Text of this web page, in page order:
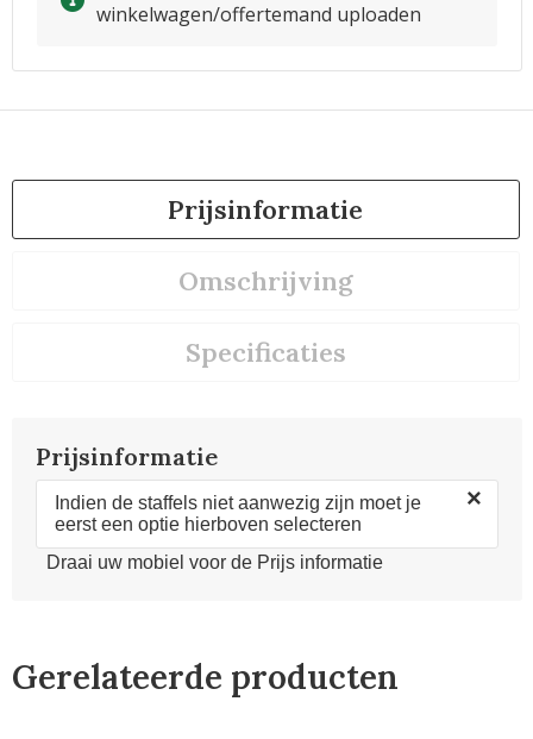
winkelwagen/offertemand uploaden
Prijsinformatie
Omschrijving
Specificaties
Prijsinformatie
Indien de staffels niet aanwezig zijn moet je
eerst een optie hierboven selecteren
×
Draai uw mobiel voor de Prijs informatie
Gerelateerde producten